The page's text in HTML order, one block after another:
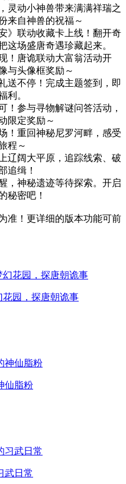
灵动小神兽带来满满祥瑞之
来自神兽的祝福～
》联动收藏卡上线！翻开奇
这场盛唐奇遇珍藏起来。
！唐诡联动大富翁活动开
与头像框奖励～
送不停！完成主题签到，即
利。
！参与寻物解谜问答活动，
限定奖励～
！重回神秘尼罗河畔，感受
程～
辽阔大平原，追踪线索、破
追缉！
，神秘遗迹等待探索。开启
秘密吧！
准！更详细的版本功能可前
花园，探唐朝诡事
仙脂粉
武日常